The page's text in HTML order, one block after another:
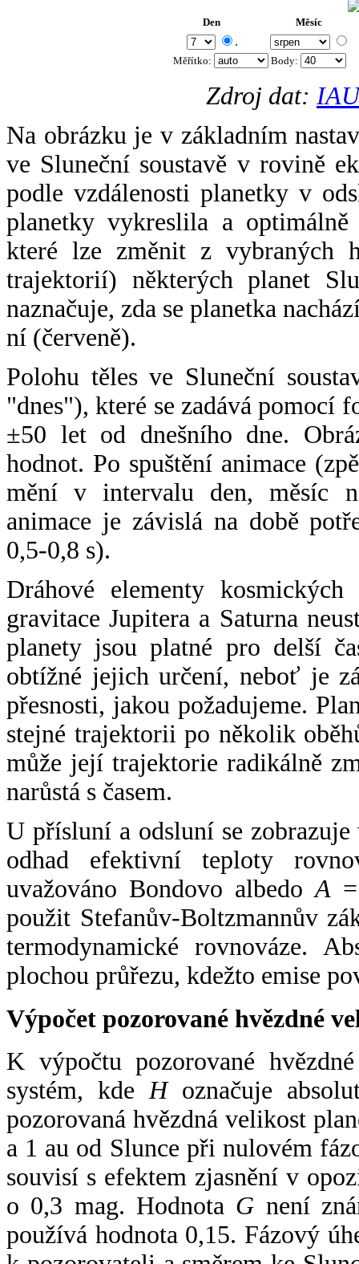
Den Měsíc
.
Měřítko: Body:
Zdroj dat:
Na obrázku je v základním
ve Sluneční soustavě v rovině
podle vzdálenosti planetky v
planetky vykreslila a
které lze změnit z vybraných
trajektorií) některých planet
naznačuje, zda se planetka
ní (červeně).
Polohu těles ve Sluneční
"dnes"), které se zadává pomocí
±50 let od dnešního dne.
hodnot. Po spuštění animace
mění v intervalu den, měsíc
animace je závislá na době
0,5-0,8 s).
Dráhové elementy
gravitace Jupitera a Saturna
planety jsou platné pro delší
obtížné jejich určení, neboť je
přesnosti, jakou požadujeme.
stejné trajektorii po několik
může její trajektorie radikálně
narůstá s časem.
U přísluní a odsluní se
odhad efektivní teploty
uvažováno Bondovo albedoA
použit Stefanův-Boltzmannův
termodynamické rovnováze.
plochou průřezu, kdežto emise
Výpočet pozorované hvězdné
K výpočtu pozorované
systém, kde Hoznačuje
pozorovaná hvězdná velikost
a 1 au od Slunce při nulovém
souvisí s efektem zjasnění v
o 0,3 mag. Hodnota G není
používá hodnota 0,15. Fázový